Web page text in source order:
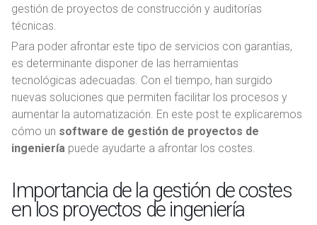
gestión de proyectos de construcción y auditorías
técnicas.
Para poder afrontar este tipo de servicios con garantías,
es determinante disponer de las herramientas
tecnológicas adecuadas. Con el tiempo, han surgido
nuevas soluciones que permiten facilitar los procesos y
aumentar la automatización. En este post te explicaremos
cómo un software de gestión de proyectos de
ingeniería puede ayudarte a afrontar los costes.
Importancia de la gestión de costes
en los proyectos de ingeniería